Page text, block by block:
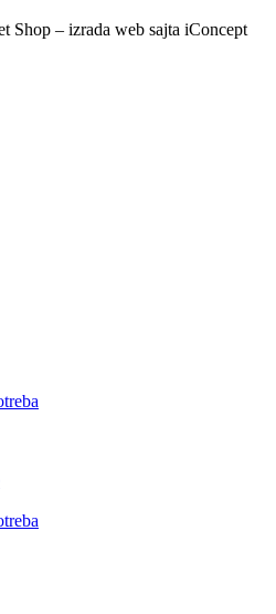
Shop – izrada web sajta iConcept